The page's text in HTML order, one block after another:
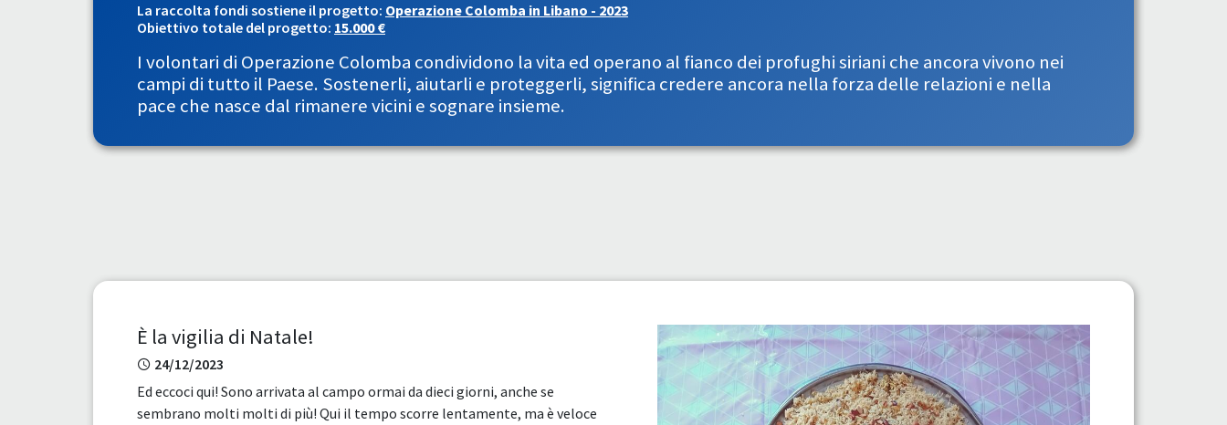
La raccolta fondi sostiene il progetto: Operazione Colomba in Libano - 2023
Obiettivo totale del progetto: 15.000 €
I volontari di Operazione Colomba condividono la vita ed operano al fianco dei profughi siriani che ancora vivono nei
campi di tutto il Paese. Sostenerli, aiutarli e proteggerli, significa credere ancora nella forza delle relazioni e nella
pace che nasce dal rimanere vicini e sognare insieme.
È la vigilia di Natale!
24/12/2023
Ed eccoci qui! Sono arrivata al campo ormai da dieci giorni, anche se
sembrano molti molti di più! Qui il tempo scorre lentamente, ma è veloce